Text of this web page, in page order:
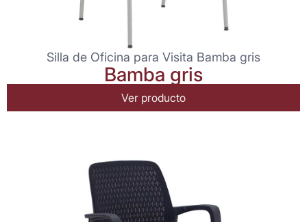
Silla de Oficina para Visita Bamba gris
Bamba gris
Ver producto